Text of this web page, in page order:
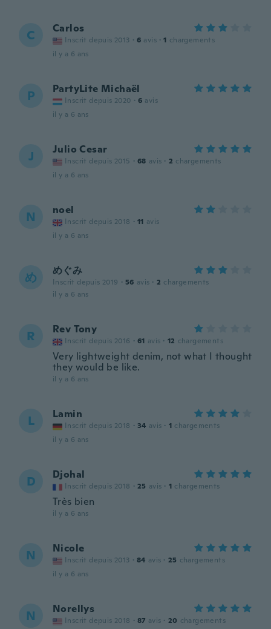
C Carlos
Inscrit depuis 2013 · 6 avis · 1 chargements
il y a 6 ans
P PartyLite Michaël
Inscrit depuis 2020 · 6 avis
il y a 6 ans
J Julio Cesar
Inscrit depuis 2015 · 68 avis · 2 chargements
il y a 6 ans
N noel
Inscrit depuis 2018 · 11 avis
il y a 6 ans
め めぐみ
Inscrit depuis 2019 · 56 avis · 2 chargements
il y a 6 ans
R Rev Tony
Inscrit depuis 2016 · 61 avis · 12 chargements
Very lightweight denim, not what I thought
they would be like.
il y a 6 ans
L Lamin
Inscrit depuis 2018 · 34 avis · 1 chargements
il y a 6 ans
D Djohal
Inscrit depuis 2018 · 25 avis · 1 chargements
Très bien
il y a 6 ans
N Nicole
Inscrit depuis 2013 · 84 avis · 25 chargements
il y a 6 ans
N Norellys
Inscrit depuis 2018 · 87 avis · 20 chargements